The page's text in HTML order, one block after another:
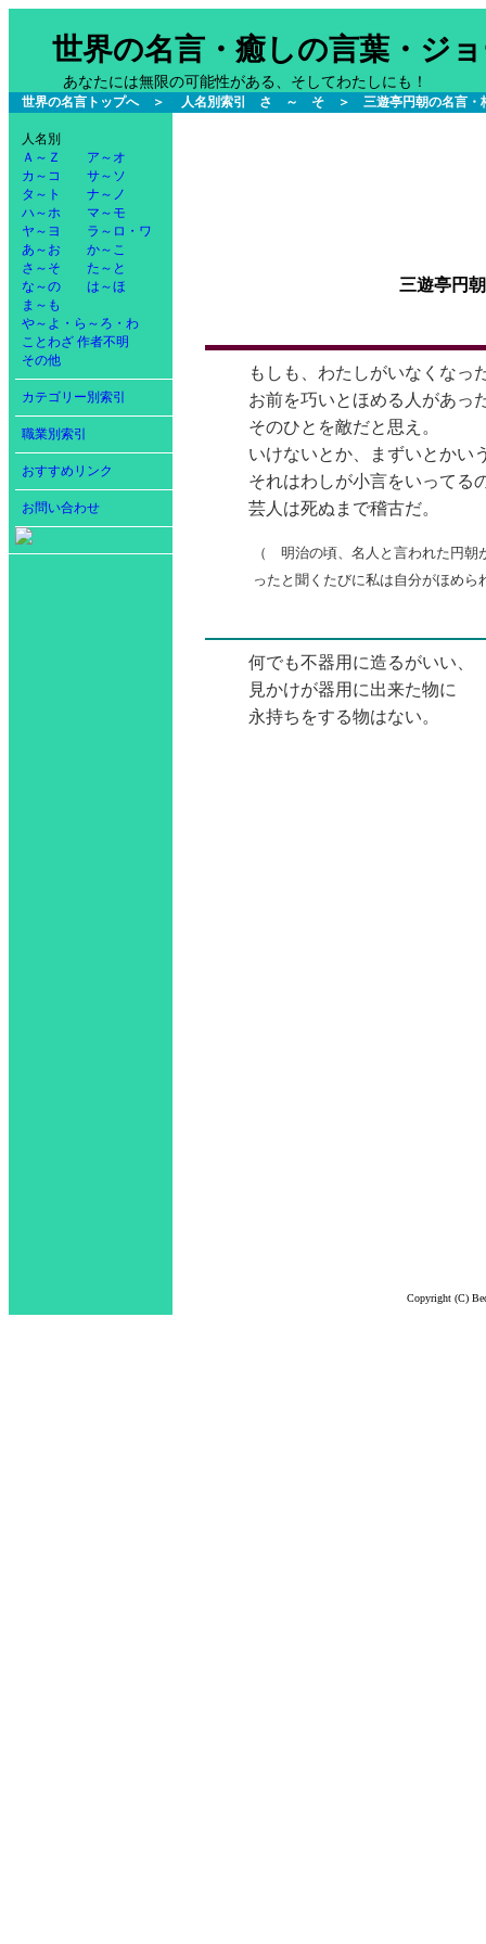
世界の名言・癒しの言葉・ジ
あなたには無限の可能性がある、そしてわたしにも！
世界の名言トップへ＞ 人名別索引 さ ～ そ ＞ 三遊亭円朝の名言・
人名別
Ａ～Ｚ
ア～オ
カ～コ
サ～ソ
タ～ト
ナ～ノ
ハ～ホ
マ～モ
ヤ～ヨ
ラ～ロ・ワ
あ～お
か～こ
さ～そ
た～と
な～の
は～ほ
ま～も
や～よ・ら～ろ・わ
ことわざ 作者不明
その他
カテゴリー別索引
職業別索引
おすすめリンク
お問い合わせ
三遊亭円
もしも、わたしがいなくなっ
お前を巧いとほめる人があっ
そのひとを敵だと思え。
いけないとか、まずいとかい
それはわしが小言をいってる
芸人は死ぬまで稽古だ。
（ 明治の頃、名人と言われた円朝
ったと聞くたびに私は自分がほめ
何でも不器用に造るがいい、
見かけが器用に出来た物に
永持ちをする物はない。
Copyright (C)